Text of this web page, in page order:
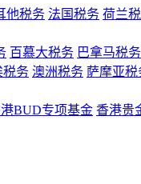
他税务 法国税务 荷兰
百慕大税务 巴拿马税务
税务 澳洲税务 萨摩亚税
BUD专项基金 香港贵